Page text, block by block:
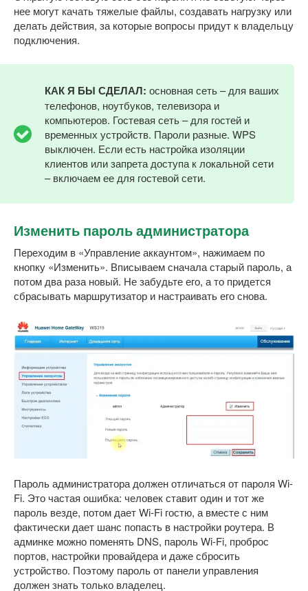
нее могут качать тяжелые файлы, создавать нагрузку или
делать действия, за которые вопросы придут к владельцу
подключения.
КАК Я БЫ СДЕЛАЛ: основная сеть – для ваших
телефонов, ноутбуков, телевизора и
компьютеров. Гостевая сеть – для гостей и
временных устройств. Пароли разные. WPS
выключен. Если есть настройка изоляции
клиентов или запрета доступа к локальной сети
– включаем ее для гостевой сети.
Изменить пароль администратора
Переходим в «Управление аккаунтом», нажимаем по
кнопку «Изменить». Вписываем сначала старый пароль, а
потом два раза новый. Не забудьте его, а то придется
сбрасывать маршрутизатор и настраивать его снова.
Пароль администратора должен отличаться от пароля Wi-
Fi. Это частая ошибка: человек ставит один и тот же
пароль везде, потом дает Wi-Fi гостю, а вместе с ним
фактически дает шанс попасть в настройки роутера. В
админке можно поменять DNS, пароль Wi-Fi, проброс
портов, настройки провайдера и даже сбросить
устройство. Поэтому пароль от панели управления
должен знать только владелец.